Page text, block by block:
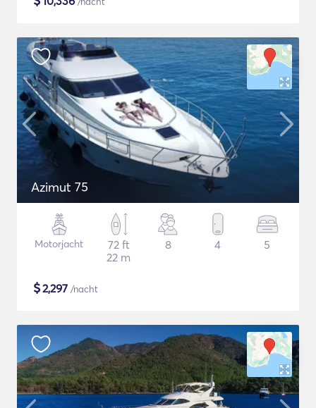
Azimut 75
Motorjacht
72 ft
22 m
8 4 5
$2,297 /nacht